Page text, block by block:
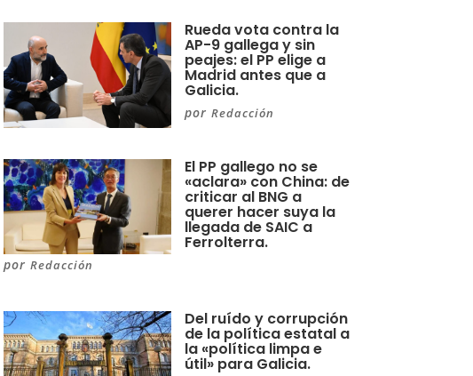
Rueda vota contra la
AP-9 gallega y sin
peajes: el PP elige a
Madrid antes que a
Galicia.
porRedacción
El PP gallego no se
«aclara» con China: de
criticar al BNG a
querer hacer suya la
llegada de SAIC a
Ferrolterra.
por Redacción
Del ruído y corrupción
de la política estatal a
la «política limpa e
útil» para Galicia.